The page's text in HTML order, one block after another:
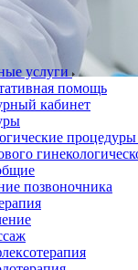
услуги
помощь
кабинет
процедуры
позвоночника